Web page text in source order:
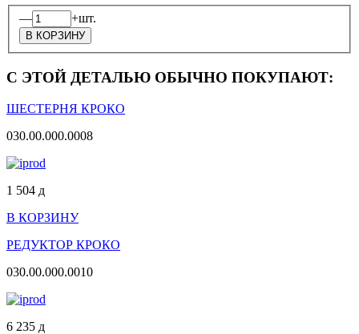
— +шт.
С ЭТОЙ ДЕТАЛЬЮ ОБЫЧНО ПОКУПАЮТ:
ШЕСТЕРНЯ КРОКО
030.00.000.0008
1 504 д
В КОРЗИНУ
РЕДУКТОР КРОКО
030.00.000.0010
6 235 д